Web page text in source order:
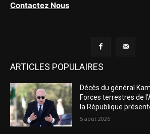
Contactez Nous
ARTICLES POPULAIRES
Décès du général
Forces terrestres de
la République
5 août 2026